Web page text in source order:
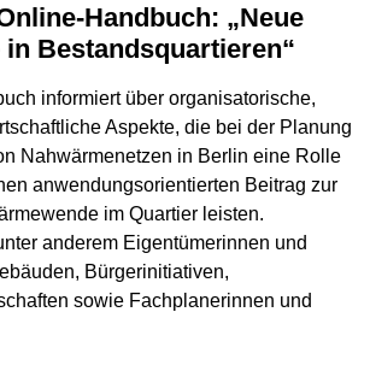
in Bestandsquartieren“
informiert über organisatorische,
Aspekte, die bei der Planung
Nahwärmenetzen in Berlin eine Rolle
anwendungsorientierten Beitrag zur
im Quartier leisten.
anderem Eigentümerinnen und
Bürgerinitiativen,
sowie Fachplanerinnen und